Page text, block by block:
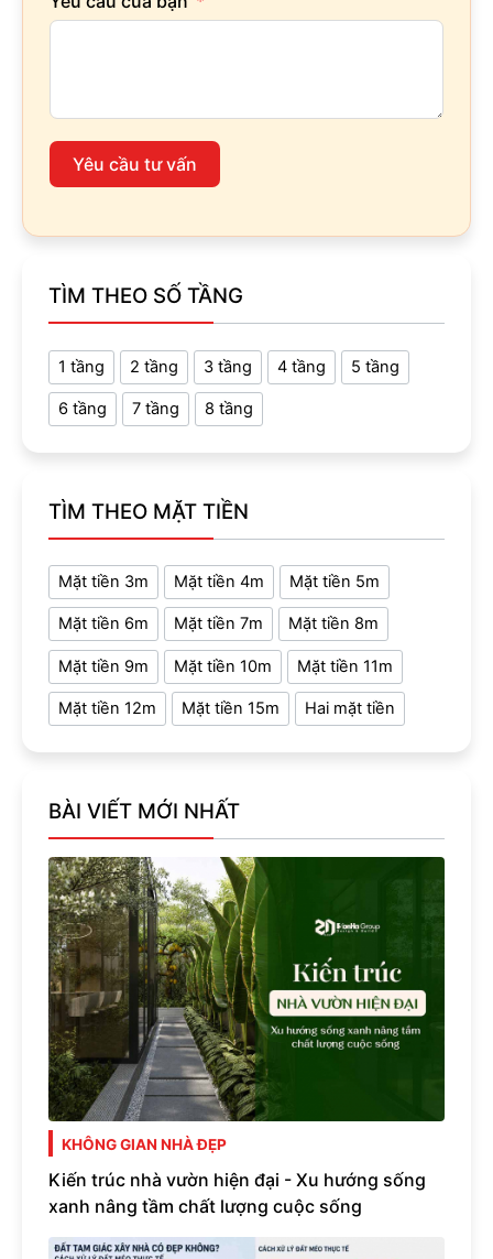
Yêu cầu tư vấn
TÌM THEO SỐ TẦNG
1 tầng 2 tầng 3 tầng 4 tầng 5 tầng
6 tầng 7 tầng 8 tầng
TÌM THEO MẶT TIỀN
Mặt tiền 3m Mặt tiền 4m Mặt tiền 5m
Mặt tiền 6m Mặt tiền 7m Mặt tiền 8m
Mặt tiền 9m Mặt tiền 10m Mặt tiền 11m
Mặt tiền 12m Mặt tiền 15m Hai mặt tiền
BÀI VIẾT MỚI NHẤT
KHÔNG GIAN NHÀ ĐẸP
Kiến trúc nhà vườn hiện đại - Xu hướng sống
xanh nâng tầm chất lượng cuộc sống